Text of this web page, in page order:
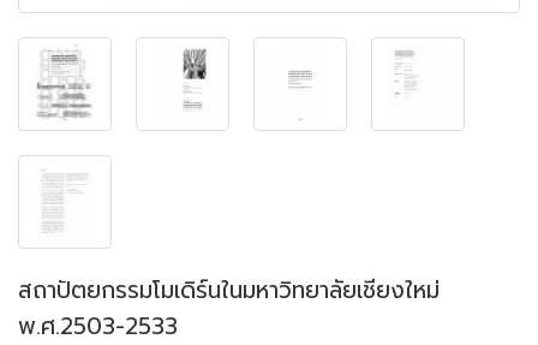
สถาปัตยกรรมโมเดิร์นในมหาวิทยาลัยเชียงใหม่
พ.ศ.2503-2533